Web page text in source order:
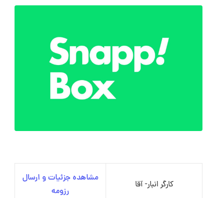
کارگر انبار- آقا
مشاهده جزئیات و ارسال
رزومه